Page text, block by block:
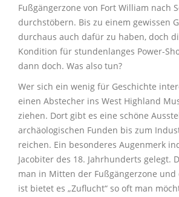
Fußgängerzone von Fort William nach
durchstöbern. Bis zu einem gewissen
durchaus auch dafür zu haben, doch
Kondition für stundenlanges Power-
dann doch. Was also tun?
Wer sich ein wenig für Geschichte
einen Abstecher ins West Highland
ziehen. Dort gibt es eine schöne
archäologischen Funden bis zum
reichen. Ein besonderes Augenmerk
Jacobiter des 18. Jahrhunderts gelegt.
man in Mitten der Fußgängerzone
ist bietet es „Zuflucht“ so oft man